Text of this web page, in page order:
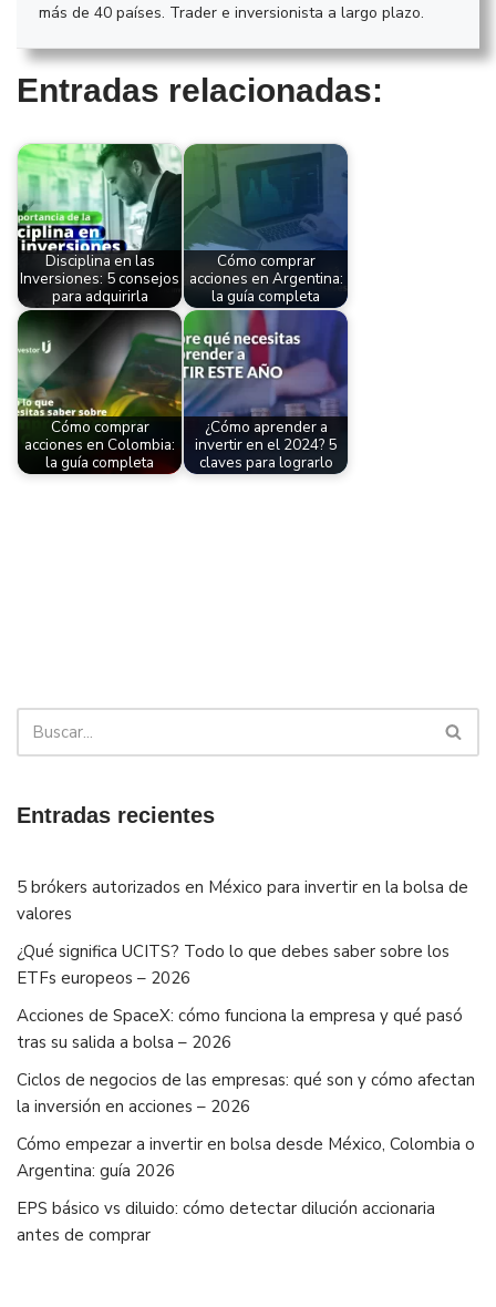
más de 40 países. Trader e inversionista a largo plazo.
Entradas relacionadas:
Disciplina en las
Inversiones: 5 consejos
para adquirirla
Cómo comprar
acciones en Argentina:
la guía completa
Cómo comprar
acciones en Colombia:
la guía completa
¿Cómo aprender a
invertir en el 2024? 5
claves para lograrlo
Entradas recientes
5 brókers autorizados en México para invertir en la bolsa de
valores
¿Qué significa UCITS? Todo lo que debes saber sobre los
ETFs europeos – 2026
Acciones de SpaceX: cómo funciona la empresa y qué pasó
tras su salida a bolsa – 2026
Ciclos de negocios de las empresas: qué son y cómo afectan
la inversión en acciones – 2026
Cómo empezar a invertir en bolsa desde México, Colombia o
Argentina: guía 2026
EPS básico vs diluido: cómo detectar dilución accionaria
antes de comprar